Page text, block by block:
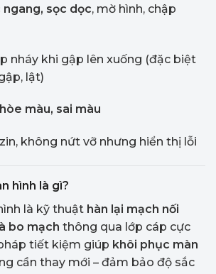
ngang, sọc dọc, mờ hình, chập
nháy khi gập lên xuống (đặc biệt
lật)
màu, sai màu
không nứt vỡ nhưng hiển thị lỗi
hình là gì?
là kỹ thuật hàn lại mạch nối
bo mạch thông qua lớp cáp cực
tiết kiệm giúp khôi phục màn
cần thay mới – đảm bảo độ sắc